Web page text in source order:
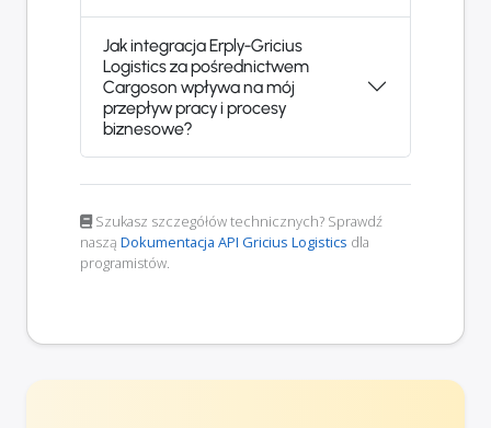
Jak integracja Erply-Gricius
Logistics za pośrednictwem
Cargoson wpływa na mój
przepływ pracy i procesy
biznesowe?
Szukasz szczegółów technicznych? Sprawdź
naszą Dokumentacja API Gricius Logistics dla
programistów.